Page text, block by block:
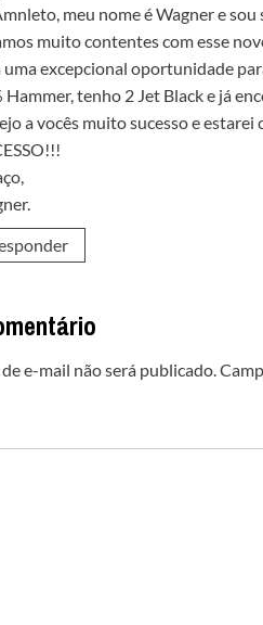
meu nome é Wagner e
muito contentes com esse
uma excepcional oportunidade
Hammer, tenho 2 Jet Black e já
a vocês muito sucesso e
e-mail não será publicado.